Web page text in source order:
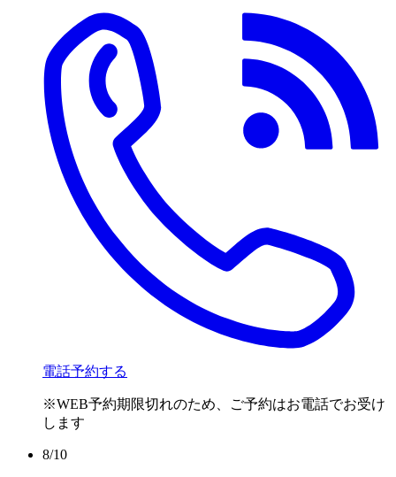
電話予約する
※WEB予約期限切れのため、ご予約はお電話でお受け
します
8/10